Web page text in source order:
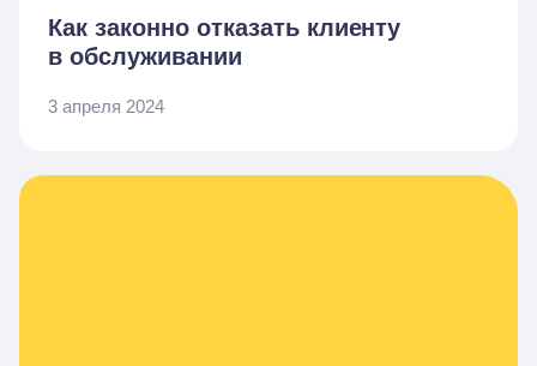
Как законно отказать клиенту
в обслуживании
3 апреля 2024